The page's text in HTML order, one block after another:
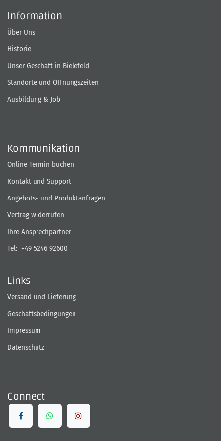
Information
Über Uns
Historie
Unser Geschäft in Bielefeld
Standorte und Öffnungszeiten
Ausbildung & Job
Kommunikation
Online Termin buchen
Kontakt und Support
Angebots- und Produktanfragen
Vertrag widerrufen
Ihre Ansprechpartner
Tel: +49 5246 92600
Links
Versand und Lieferung
Geschäftsbedingungen
Impressum
Datenschutz
Connect